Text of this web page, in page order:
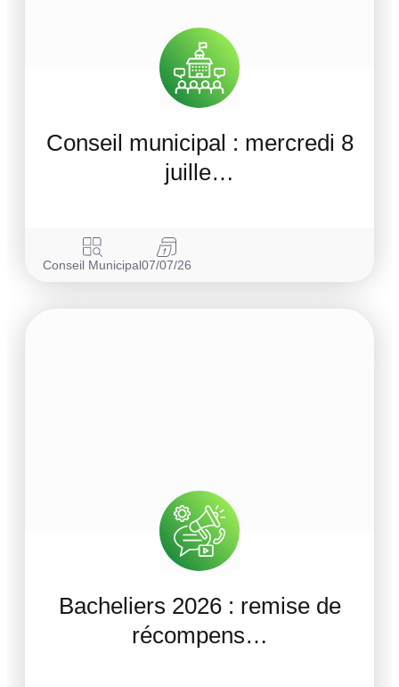
Conseil municipal : mercredi 8
juille…
Conseil Municipal07/07/26
Bacheliers 2026 : remise de
récompens…